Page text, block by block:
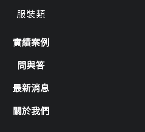
服裝類
實績案例
問與答
最新消息
關於我們